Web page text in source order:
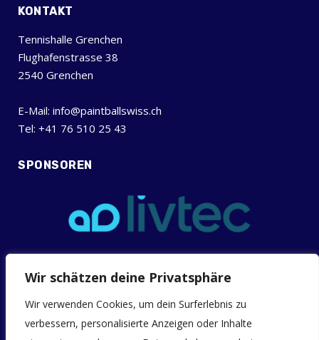
Wir schätzen deine Privatsphäre
Wir verwenden Cookies, um dein Surferlebnis zu
verbessern, personalisierte Anzeigen oder Inhalte
KONTAKT
Tennishalle Grenchen
Flughafenstrasse 38
2540 Grenchen
E-Mail: info@paintballswiss.ch
Tel: +41 76 510 25 43
SPONSOREN
INFOS
Allgemeine Geschäftsbedingungen (AGB)
Downloads